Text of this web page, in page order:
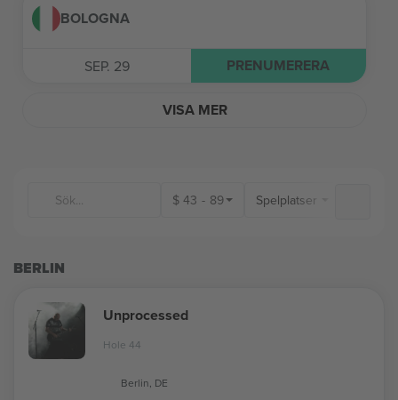
BOLOGNA
SEP. 29 PRENUMERERA
VISA MER
$ 43 - 89 Spelplatser
BERLIN
Unprocessed
Hole 44
Berlin, DE